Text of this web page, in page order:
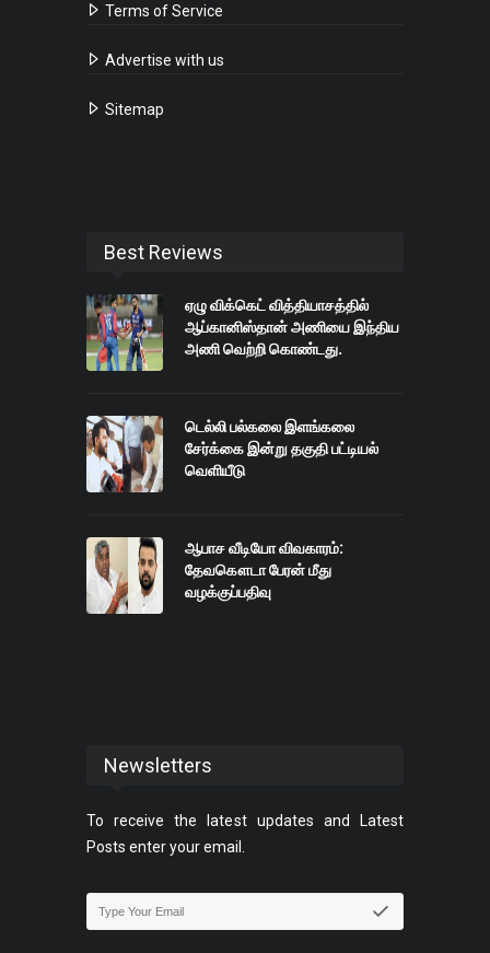
Terms of Service
Advertise with us
Sitemap
Best Reviews
ஏழு விக்கெட் வித்தியாசத்தில்
ஆப்கானிஸ்தான் அணியை இந்திய
அணி வெற்றி கொண்டது.
டெல்லி பல்கலை இளங்கலை
சேர்க்கை இன்று தகுதி பட்டியல்
வெளியீடு
ஆபாச வீடியோ விவகாரம்:
தேவகௌடா பேரன் மீது
வழக்குப்பதிவு
Newsletters
To receive the latest updates and Latest
Posts enter your email.